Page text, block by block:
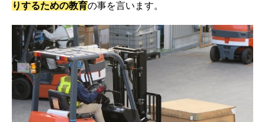
りするための教育の事を言います。